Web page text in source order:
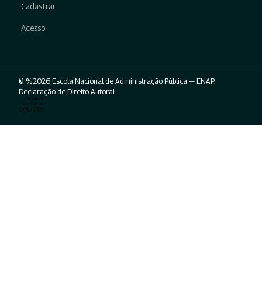
Cadastrar
Acesso
© %2026 Escola Nacional de Administração Pública — ENAP.
Declaração de Direito Autoral